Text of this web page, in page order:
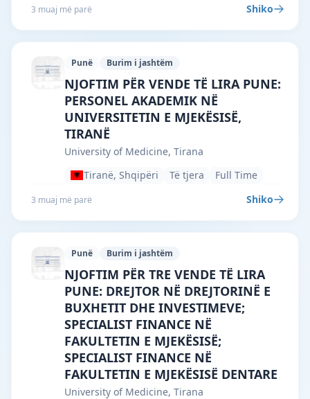
3 muaj më parë Shiko
Punë Burim i jashtëm
University of Medicine, Tirana · Tiranë
NJOFTIM PËR VENDE TË LIRA PUNE:
PERSONEL AKADEMIK NË
UNIVERSITETIN E MJEKËSISË,
TIRANË
University of Medicine, Tirana
Tiranë, Shqipëri
Të tjera Full Time
3 muaj më parë Shiko
Punë Burim i jashtëm
University of Medicine, Tirana · Tiranë
NJOFTIM PËR TRE VENDE TË LIRA
PUNE: DREJTOR NË DREJTORINË E
BUXHETIT DHE INVESTIMEVE;
SPECIALIST FINANCE NË
FAKULTETIN E MJEKËSISË;
SPECIALIST FINANCE NË
FAKULTETIN E MJEKËSISË DENTARE
University of Medicine, Tirana